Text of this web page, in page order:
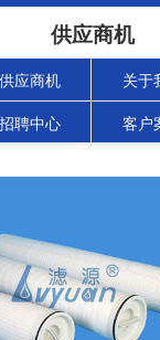
供应商机
供应商机 关于
招聘中心 客户